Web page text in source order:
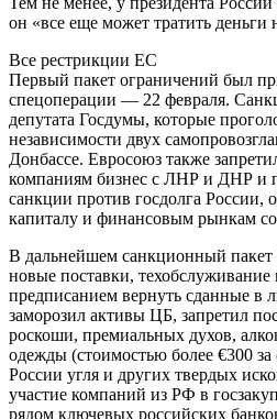
он «все еще может тратить деньги
Все рестрикции ЕС
Первый пакет ограничений был
спецоперации — 22 февраля.
депутата Госдумы, которые
независимости двух
Донбассе. Евросоюз также
компаниям бизнес с ЛНР и ДНР и
санкции против госдолга России,
капиталу и финансовым рынкам
В дальнейшем санкционный пакет
новые поставки, техобслуживание
предписанием вернуть сданные в
заморозил активы ЦБ, запретил
роскоши, премиальных духов,
одежды (стоимостью более €300
России угля и других твердых
участие компаний из РФ в
рядом ключевых российских